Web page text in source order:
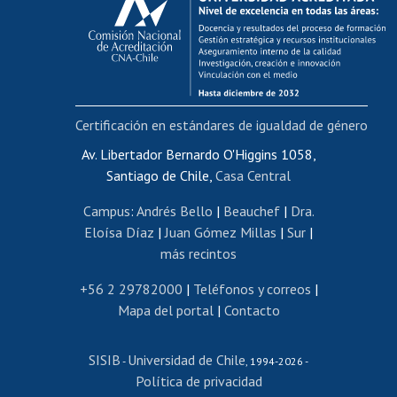
Postulación al AUCAI
Funcionarias/os
Cursos internos de capacitación
Bienestar del personal
Portal de movilidad interna
Certificado de renta
Certificado de renta honorarios
Editar páginas blancas
Extranjeras/os
Revalidación y reconocimiento de títulos
Postulación al Programa de Movilidad Estudiantil
Cursos de español
Av. Libertador Bernardo O'Higgins 1058,
Santiago de Chile, Casa Central
Campus: Andrés Bello | Beauchef| Dra.
Eloísa Díaz | Juan Gómez Millas | Sur |
más recintos
+56 2 29782000 | Teléfonos y correos |
Mapa del portal| Contacto
SISIB - Universidad de Chile , 1994-2026 -
Política de privacidad
Certificación en estándares de igualdad de género